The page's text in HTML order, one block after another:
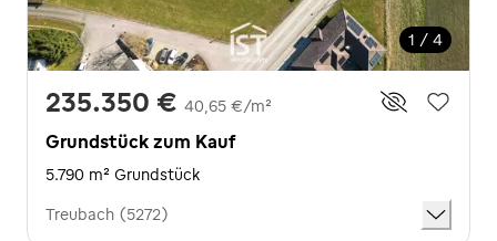
1 / 4
235.350 € 40,65 €/m²
Grundstück zum Kauf
5.790 m² Grundstück
Treubach (5272)